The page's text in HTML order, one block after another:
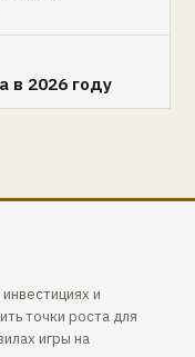
в 2026 году
и
точки роста для
игры на